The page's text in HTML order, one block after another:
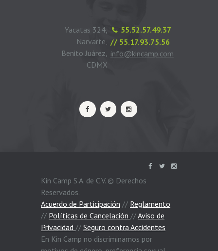
55.52.57.49.37
// 55.17.93.75.56
info@kincamp.com
Yacatas 324,
Narvarte,
Benito Juárez,
CDMX
Kin Camp S.A. de C.V. © Derechos
Reservados.
Acuerdo de Participación // Reglamento
// Políticas de Cancelación //Aviso de
Privacidad // Seguro contra Accidentes
En Kin Camp no discriminamos por